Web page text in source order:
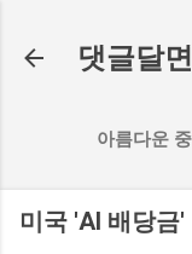
댓글달
아름다운
미국 'AI 배당금